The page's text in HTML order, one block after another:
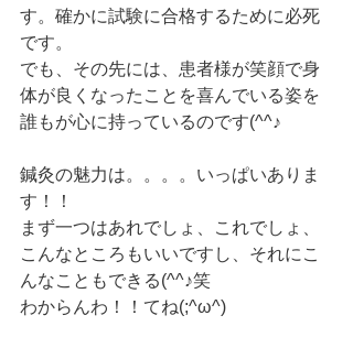
す。確かに試験に合格するために必死
です。
でも、その先には、患者様が笑顔で身
体が良くなったことを喜んでいる姿を
誰もが心に持っているのです(^^♪
鍼灸の魅力は。。。。いっぱいありま
す！！
まず一つはあれでしょ、これでしょ、
こんなところもいいですし、それにこ
んなこともできる(^^♪笑
わからんわ！！てね(;^ω^)